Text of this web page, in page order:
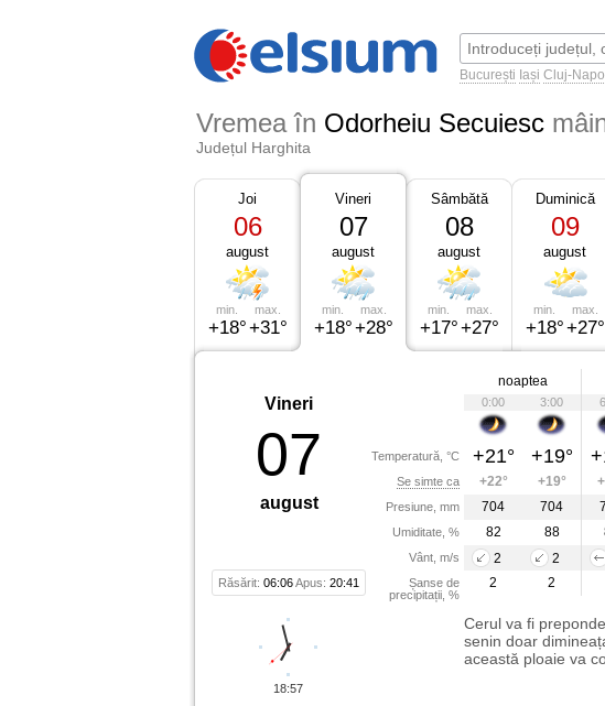
București Iași Cluj-
Vremea în Odorheiu Secuiesc
Județul Harghita
Joi
06
august
min.
+18°
max.
+31°
Vineri
07
august
min.
+18°
max.
+28°
Sâmbătă
08
august
min.
+17°
max.
+27°
Duminică
09
august
min.
+18°
max.
+27°
Vineri
07
august
Răsărit: 06:06Apus: 20:41
Temperatură, °C
Se simte ca
Presiune, mm
Umiditate, %
Vânt, m/s
Șanse de
precipitații, %
noaptea
0:00 3:00
+21° +19°
+22° +19°
704
704
82
88
2
2
2
2
Cerul va fi
senin doar
această ploaie va
18:57